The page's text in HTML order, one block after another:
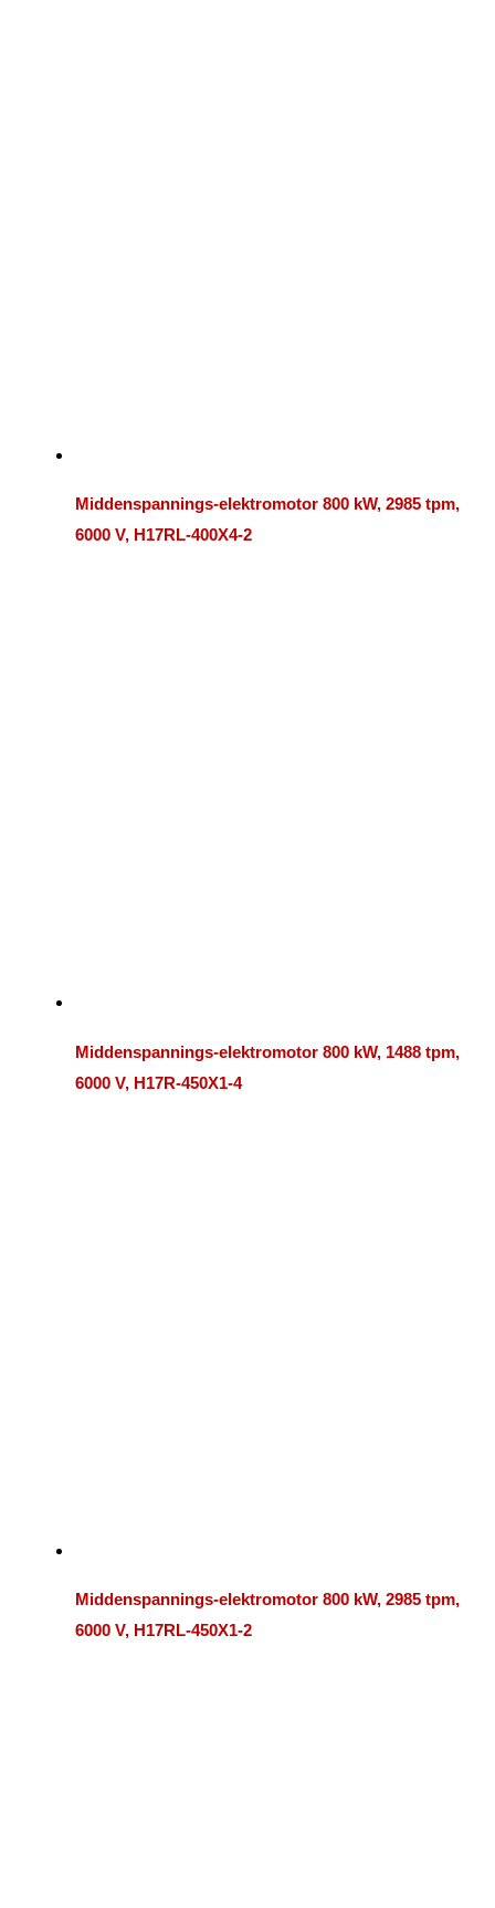
Middenspannings-elektromotor 800 kW, 2985 tpm,
6000 V, H17RL-400X4-2
Middenspannings-elektromotor 800 kW, 1488 tpm,
6000 V, H17R-450X1-4
Middenspannings-elektromotor 800 kW, 2985 tpm,
6000 V, H17RL-450X1-2